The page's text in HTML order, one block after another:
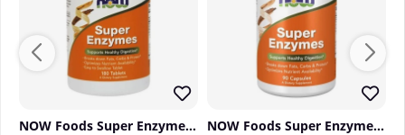
NOW Foods Super Enzymes, 180 tabs NOW Foods Super Enzymes, 90 caps